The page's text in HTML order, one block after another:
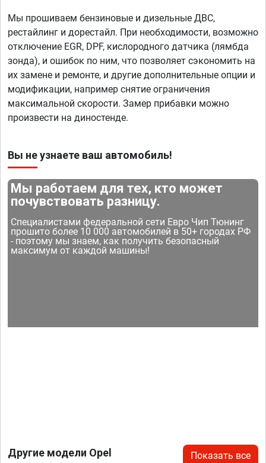
Мы прошиваем бензиновые и дизельные ДВС,
рестайлинг и дорестайл. При необходимости, возможно
отключение EGR, DPF, кислородного датчика (лямбда
зонда), и ошибок по ним, что позволяет сэкономить на
их замене и ремонте, и другие дополнительные опции и
модификации, например снятие ограничения
максимальной скорости. Замер прибавки можно
произвести на диностенде.
Вы не узнаете ваш автомобиль!
Мы работаем для тех, кто может
почувствовать разницу.
Специалистами федеральной сети Евро Чип Тюнинг
прошито более 10 000 автомобилей в 50+ городах РФ
- поэтому мы знаем, как получить безопасный
максимум от каждой машины!
Другие модели Opel Показать все